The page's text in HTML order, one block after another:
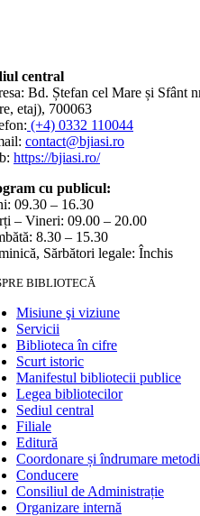
central
Bd. Ștefan cel Mare și Sfânt
etaj), 700063
(+4) 0332 110044
contact@bjiasi.ro
https://bjiasi.ro/
cu publicul:
09.30 – 16.30
– Vineri: 09.00 – 20.00
8.30 – 15.30
Sărbători legale: Închis
BIBLIOTECĂ
Misiune şi viziune
Servicii
Biblioteca în cifre
Scurt istoric
Manifestul bibliotecii publice
Legea bibliotecilor
Sediul central
Filiale
Editură
Coordonare și îndrumare
Conducere
Consiliul de Administrație
Organizare internă